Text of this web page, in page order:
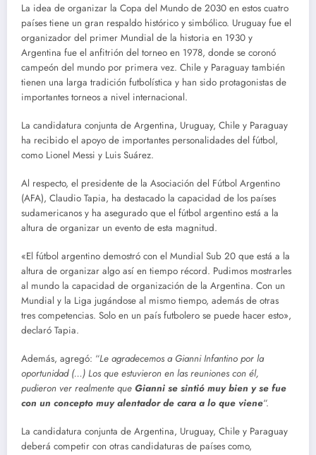
La idea de organizar la Copa del Mundo de 2030 en estos cuatro
países tiene un gran respaldo histórico y simbólico. Uruguay fue el
organizador del primer Mundial de la historia en 1930 y
Argentina fue el anfitrión del torneo en 1978, donde se coronó
campeón del mundo por primera vez. Chile y Paraguay también
tienen una larga tradición futbolística y han sido protagonistas de
importantes torneos a nivel internacional.
La candidatura conjunta de Argentina, Uruguay, Chile y Paraguay
ha recibido el apoyo de importantes personalidades del fútbol,
como Lionel Messi y Luis Suárez.
Al respecto, el presidente de la Asociación del Fútbol Argentino
(AFA), Claudio Tapia, ha destacado la capacidad de los países
sudamericanos y ha asegurado que el fútbol argentino está a la
altura de organizar un evento de esta magnitud.
«El fútbol argentino demostró con el Mundial Sub 20 que está a la
altura de organizar algo así en tiempo récord. Pudimos mostrarles
al mundo la capacidad de organización de la Argentina. Con un
Mundial y la Liga jugándose al mismo tiempo, además de otras
tres competencias. Solo en un país futbolero se puede hacer esto»,
declaró Tapia.
Además, agregó: “Le agradecemos a Gianni Infantino por la
oportunidad (…) Los que estuvieron en las reuniones con él,
pudieron ver realmente que Gianni se sintió muy bien y se fue
con un concepto muy alentador de cara a lo que viene“.
La candidatura conjunta de Argentina, Uruguay, Chile y Paraguay
deberá competir con otras candidaturas de países como,